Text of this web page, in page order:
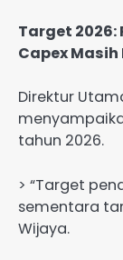
Target 2026:
Capex
Direktur
tahun 2026.
> “Target
sementara
Wijaya.